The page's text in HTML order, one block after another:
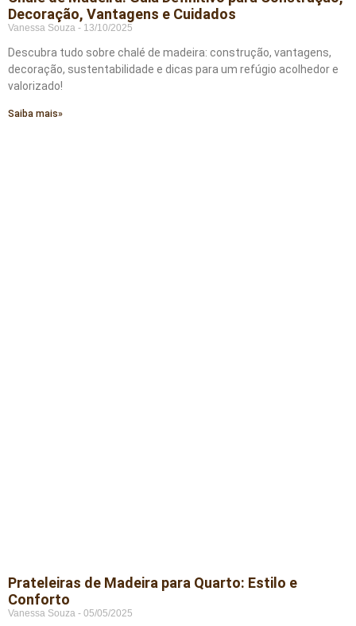
Decoração, Vantagens e Cuidados
Vanessa Souza 13/10/2025
Descubra tudo sobre chalé de madeira: construção, vantagens,
decoração, sustentabilidade e dicas para um refúgio acolhedor e
valorizado!
Saiba mais»
Prateleiras de Madeira para Quarto: Estilo e
Conforto
Vanessa Souza 05/05/2025